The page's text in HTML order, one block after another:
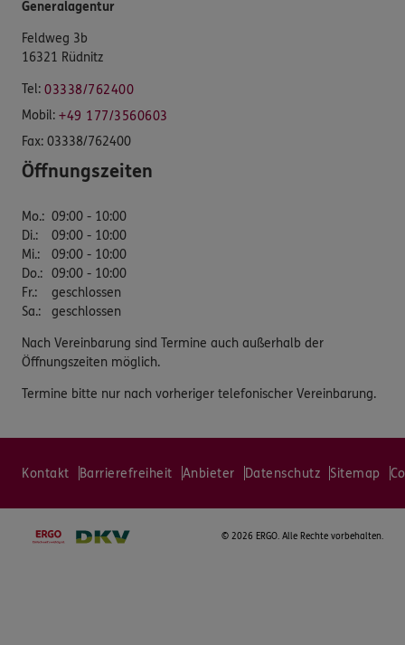
Generalagentur
Feldweg 3b
16321 Rüdnitz
Tel: 03338/762400
Mobil: +49 177/3560603
Fax: 03338/762400
Öffnungszeiten
Mo.: 09:00 - 10:00
Di.:
09:00 - 10:00
Mi.:
09:00 - 10:00
Do.: 09:00 - 10:00
Fr.:
geschlossen
Sa.: geschlossen
Nach Vereinbarung sind Termine auch außerhalb der
Öffnungszeiten möglich.
Termine bitte nur nach vorheriger telefonischer Vereinbarung.
Kontakt Barrierefreiheit Anbieter Datenschutz Sitemap
© 2026 ERGO. Alle Rechte vorbehalten.